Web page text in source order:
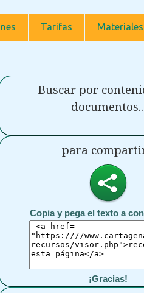
Tarifas Materiales
Buscar por
para
Copia y pega el texto a
¡Gracias!